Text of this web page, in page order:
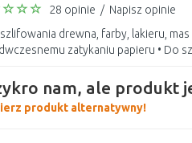
28 opinie / Napisz opinie
szlifowania drewna, farby, lakieru,
zatykaniu papieru • Do
nam, ale produkt
produkt alternatywny!